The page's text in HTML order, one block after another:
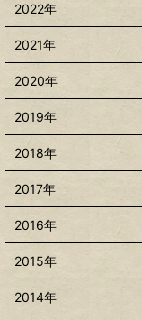
2022年
2021年
2020年
2019年
2018年
2017年
2016年
2015年
2014年